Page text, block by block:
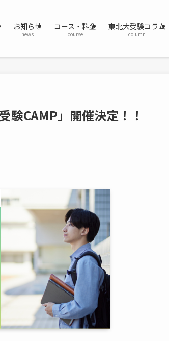
お知らせ
news
コース・料金
course
東北大受験コラム
column
験CAMP」開催決定！！